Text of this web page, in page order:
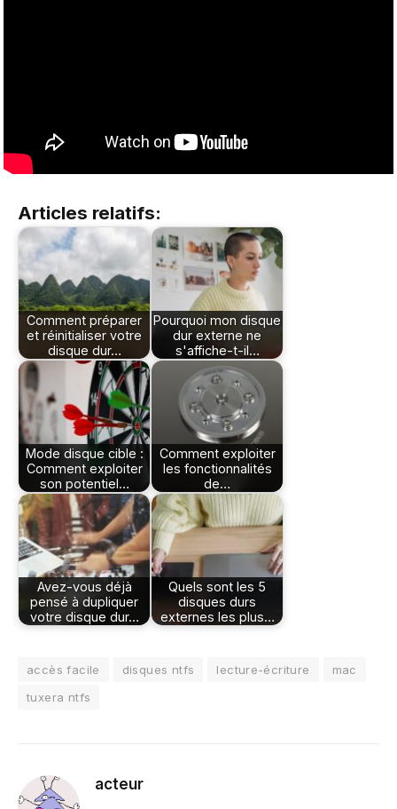
Articles relatifs:
Comment préparer
et réinitialiser votre
disque dur…
Pourquoi mon disque
dur externe ne
s'affiche-t-il…
Mode disque cible :
Comment exploiter
son potentiel…
Comment exploiter
les fonctionnalités
de…
Avez-vous déjà
pensé à dupliquer
votre disque dur…
Quels sont les 5
disques durs
externes les plus…
accès facile disques ntfs lecture-écriture
mac
tuxera ntfs
acteur